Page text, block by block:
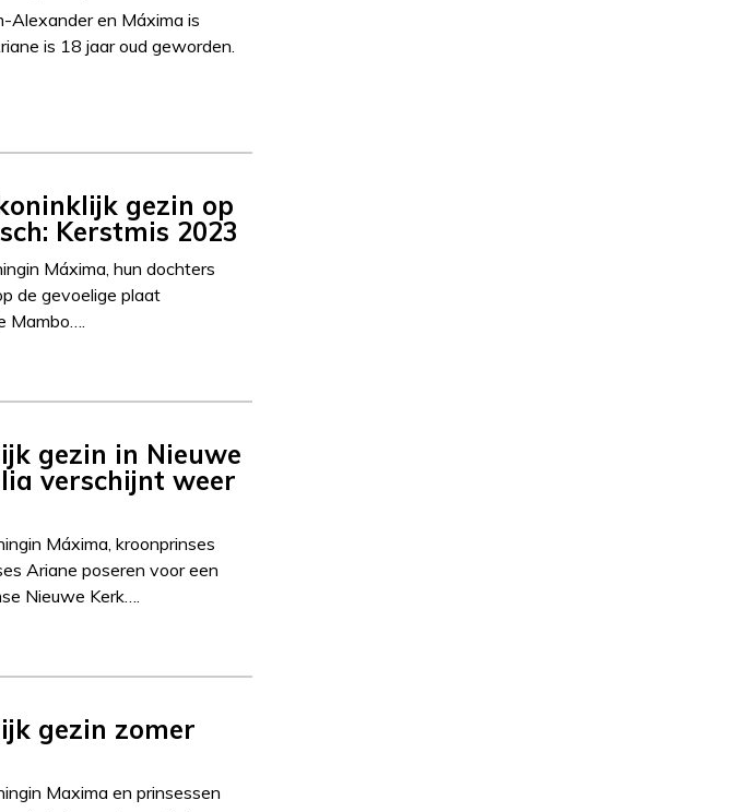
Alexander en Máxima is
is 18 jaar oud geworden.
gezin op
Kerstmis 2023
Máxima, hun dochters
de gevoelige plaat
Mambo….
gezin in Nieuwe
verschijnt weer
Máxima, kroonprinses
Ariane poseren voor een
Nieuwe Kerk….
gezin zomer
Maxima en prinsessen